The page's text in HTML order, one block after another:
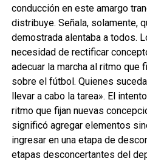
conducción en este amargo
distribuye. Señala, solamente,
demostrada alentaba a todos.
necesidad de rectificar
adecuar la marcha al ritmo que
sobre el fútbol. Quienes
llevar a cabo la tarea». El
ritmo que fijan nuevas
significó agregar elementos
ingresar en una etapa de
etapas desconcertantes del